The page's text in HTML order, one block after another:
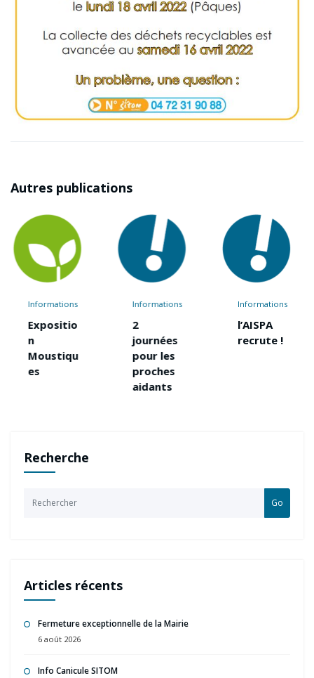
Autres publications
Informations
Expositio
n
Moustiqu
es
Informations
2
journées
pour les
proches
aidants
Informations
l’AISPA
recrute !
Recherche
Go
Articles récents
Fermeture exceptionnelle de la Mairie
6 août 2026
Info Canicule SITOM